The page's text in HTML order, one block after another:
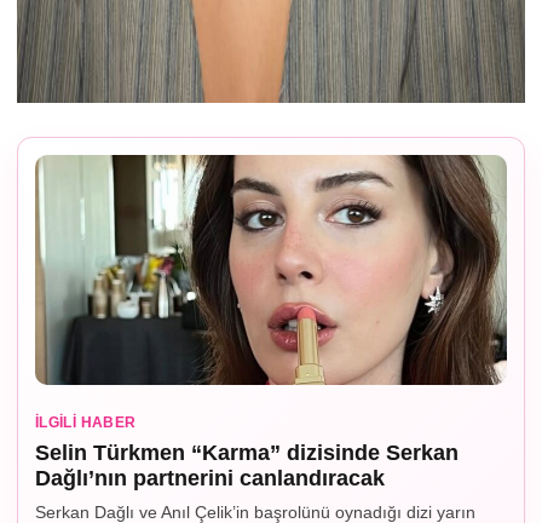
İLGILI HABER
Selin Türkmen “Karma” dizisinde Serkan
Dağlı’nın partnerini canlandıracak
Serkan Dağlı ve Anıl Çelik’in başrolünü oynadığı dizi yarın